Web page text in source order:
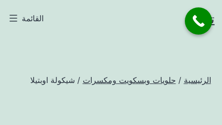
التخطي
إلىتاجر القائمة
الرئيسية / حلويات وبسكويت ومكسرات / شيكولة اوبتيلا